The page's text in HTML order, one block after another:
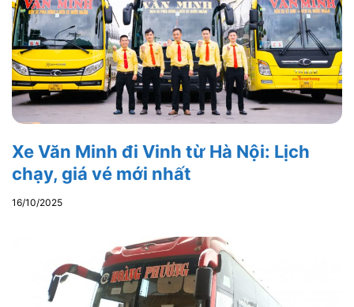
Xe Văn Minh đi Vinh từ Hà Nội: Lịch
chạy, giá vé mới nhất
16/10/2025